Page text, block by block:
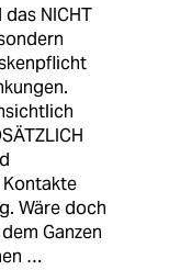
das NICHT
Kontakte
Wäre doch
Ganzen
…